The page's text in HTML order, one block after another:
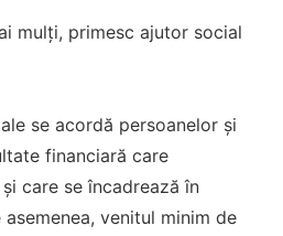
mulți, primesc ajutor social
se acordă persoanelor și
financiară care
care se încadrează în
venitul minim de